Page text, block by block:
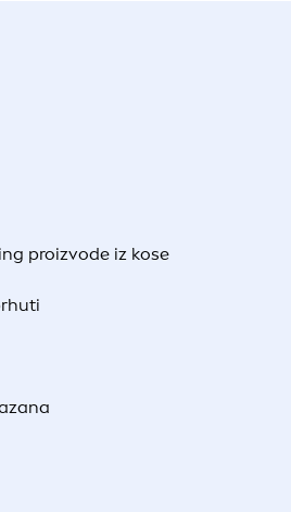
proizvode iz kose